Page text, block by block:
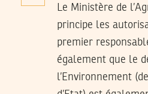
Le Ministère de
principe les
premier
également que le
l’Environnement